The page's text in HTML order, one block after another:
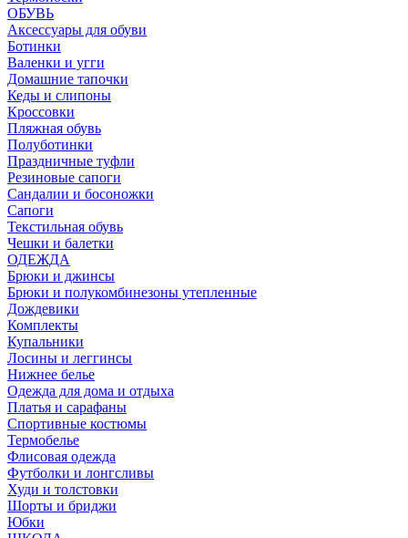
ОБУВЬ
Аксессуары для обуви
Ботинки
Валенки и угги
Домашние тапочки
Кеды и слипоны
Кроссовки
Пляжная обувь
Полуботинки
Праздничные туфли
Резиновые сапоги
Сандалии и босоножки
Сапоги
Текстильная обувь
Чешки и балетки
ОДЕЖДА
Брюки и джинсы
Брюки и полукомбинезоны утепленные
Дождевики
Комплекты
Купальники
Лосины и леггинсы
Нижнее белье
Одежда для дома и отдыха
Платья и сарафаны
Спортивные костюмы
Термобелье
Флисовая одежда
Футболки и лонгсливы
Худи и толстовки
Шорты и бриджи
Юбки